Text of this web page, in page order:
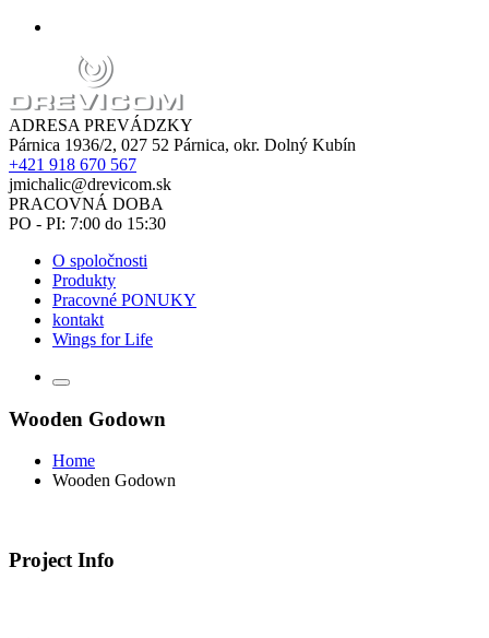
ADRESA PREVÁDZKY
Párnica 1936/2, 027 52 Párnica, okr. Dolný Kubín
+421 918 670 567
jmichalic@drevicom.sk
PRACOVNÁ DOBA
PO - PI: 7:00 do 15:30
O spoločnosti
Produkty
Pracovné PONUKY
kontakt
Wings for Life
Wooden Godown
Home
Wooden Godown
Project Info